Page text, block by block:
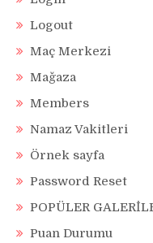
Logout
Maç Merkezi
Mağaza
Members
Namaz Vakitleri
Örnek sayfa
Password Reset
POPÜLER
Puan Durumu